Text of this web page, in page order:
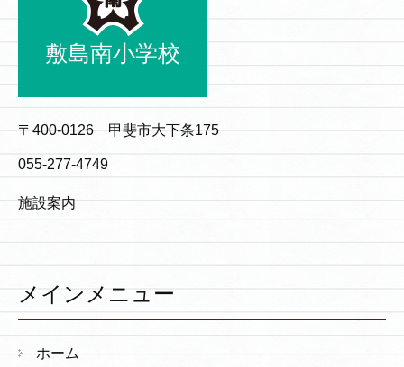
敷島南小学校
〒400-0126 甲斐市大下条175
055-277-4749
施設案内
メインメニュー
ホーム